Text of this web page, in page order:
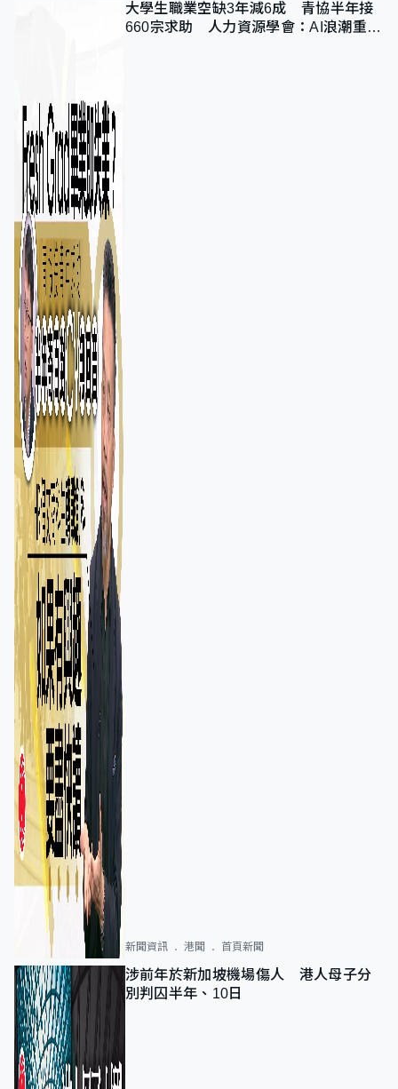
大學生職業空缺3年減6成 青協半年接
660宗求助 人力資源學會：AI浪潮重整
新聞資訊 港聞 首頁新聞
涉前年於新加坡機場傷人 港人母子分
別判囚半年、10日